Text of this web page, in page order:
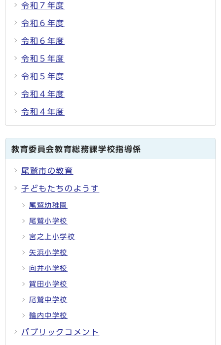
令和７年度
令和６年度
令和６年度
令和５年度
令和５年度
令和４年度
令和４年度
教育委員会教育総務課学校指導係
尾鷲市の教育
子どもたちのようす
尾鷲幼稚園
尾鷲小学校
宮之上小学校
矢浜小学校
向井小学校
賀田小学校
尾鷲中学校
輪内中学校
パブリックコメント